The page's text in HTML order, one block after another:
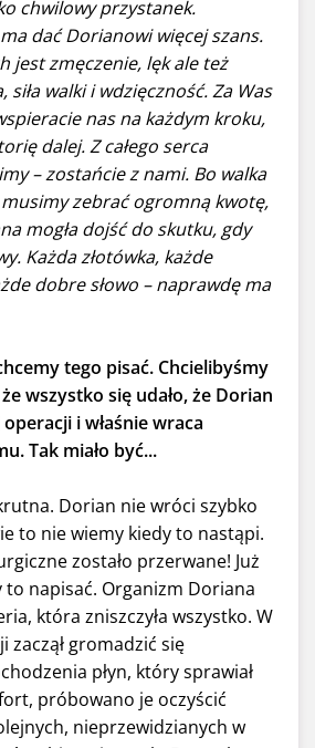
chwilowy przystanek.
dać Dorianowi więcej szans.
jest zmęczenie, lęk ale też
walki i wdzięczność. Za Was
nas na każdym kroku,
dalej. Z całego serca
– zostańcie z nami. Bo walka
zebrać ogromną kwotę,
mogła dojść do skutku, gdy
Każda złotówka, każde
dobre słowo – naprawdę ma
tego pisać. Chcielibyśmy
wszystko się udało, że Dorian
i właśnie wraca
Tak miało być...
Dorian nie wróci szybko
to nie wiemy kiedy to nastąpi.
zostało przerwane! Już
napisać. Organizm Doriana
która zniszczyła wszystko. W
zaczął gromadzić się
płyn, który sprawiał
próbowano je oczyścić
nieprzewidzianych w